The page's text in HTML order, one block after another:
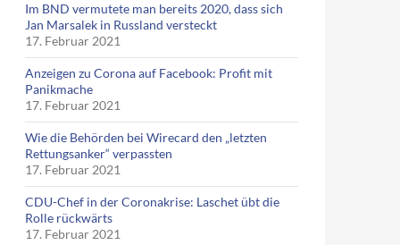
Im BND vermutete man bereits 2020, dass sich
Jan Marsalek in Russland versteckt
17. Februar 2021
Anzeigen zu Corona auf Facebook: Profit mit
Panikmache
17. Februar 2021
Wie die Behörden bei Wirecard den „letzten
Rettungsanker“ verpassten
17. Februar 2021
CDU-Chef in der Coronakrise: Laschet übt die
Rolle rückwärts
17. Februar 2021